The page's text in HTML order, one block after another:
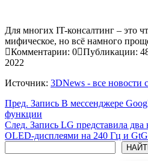
Для многих IT-консалтинг – это
мифическое, но всё намного
Комментарии: 0 Публикации:
2022
Источник: 3DNews - все новости
Пред. Запись В мессенджере
функции
След. Запись LG представила
OLED-дисплеями на 240 Гц и